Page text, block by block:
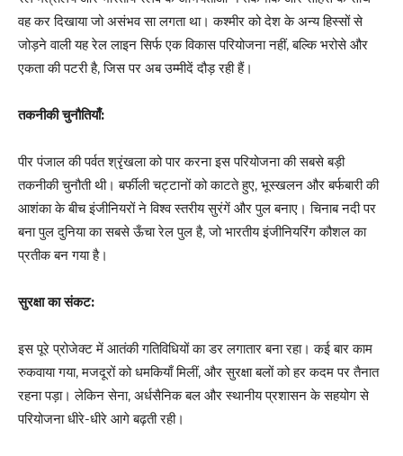
वह कर दिखाया जो असंभव सा लगता था। कश्मीर को देश के अन्य हिस्सों से
जोड़ने वाली यह रेल लाइन सिर्फ एक विकास परियोजना नहीं, बल्कि भरोसे और
एकता की पटरी है, जिस पर अब उम्मीदें दौड़ रही हैं।
तकनीकी चुनौतियाँ:
पीर पंजाल की पर्वत श्रृंखला को पार करना इस परियोजना की सबसे बड़ी
तकनीकी चुनौती थी। बर्फीली चट्टानों को काटते हुए, भूस्खलन और बर्फबारी की
आशंका के बीच इंजीनियरों ने विश्व स्तरीय सुरंगें और पुल बनाए। चिनाब नदी पर
बना पुल दुनिया का सबसे ऊँचा रेल पुल है, जो भारतीय इंजीनियरिंग कौशल का
प्रतीक बन गया है।
सुरक्षा का संकट:
इस पूरे प्रोजेक्ट में आतंकी गतिविधियों का डर लगातार बना रहा। कई बार काम
रुकवाया गया, मजदूरों को धमकियाँ मिलीं, और सुरक्षा बलों को हर कदम पर तैनात
रहना पड़ा। लेकिन सेना, अर्धसैनिक बल और स्थानीय प्रशासन के सहयोग से
परियोजना धीरे-धीरे आगे बढ़ती रही।